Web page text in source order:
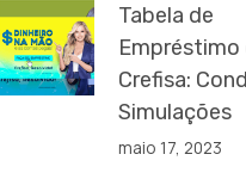
Tabela de
Empréstimo
Crefisa:
Simulações
maio 17, 2023